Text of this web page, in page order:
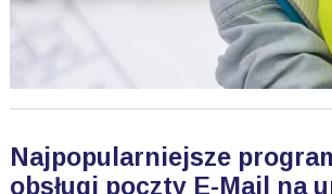
Najpopularniejsze
obsługi poczty E-Mail na